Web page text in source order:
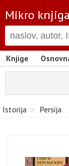
Mikro knjiga
Knjige
Istorija > Persija